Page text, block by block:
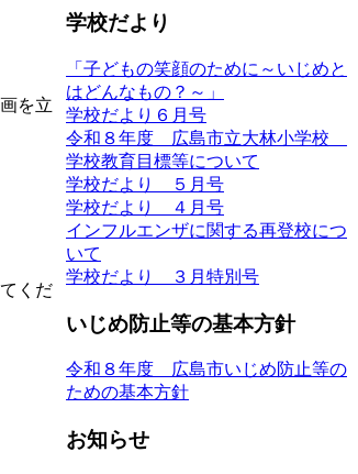
を立
くだ
学校だより
「子どもの笑顔のために～いじめと
はどんなもの？～」
学校だより６月号
令和８年度 広島市立大林小学校
学校教育目標等について
学校だより ５月号
学校だより ４月号
インフルエンザに関する再登校につ
いて
学校だより ３月特別号
いじめ防止等の基本方針
令和８年度 広島市いじめ防止等の
ための基本方針
お知らせ